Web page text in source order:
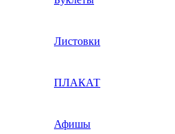
Листовки
ПЛАКАТ
Афишы